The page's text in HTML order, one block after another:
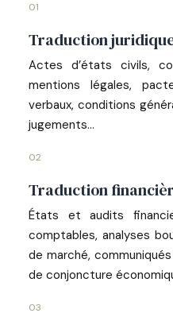
01
Traduction
Actes d’états civils,
mentions légales,
verbaux, conditions
jugements…
02
Traduction
États et audits
comptables, analyses
de marché,
de conjoncture
03